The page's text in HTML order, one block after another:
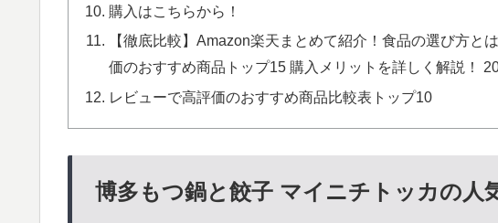
購入はこちらから！
【徹底比較】Amazon楽天まとめて紹介！食品の選び方と
価のおすすめ商品トップ15 購入メリットを詳しく解説！
レビューで高評価のおすすめ商品比較表トップ10
博多もつ鍋と餃子 マイニチトッカの人